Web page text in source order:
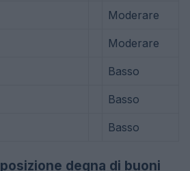
Moderare
Moderare
Basso
Basso
Basso
degna di buoni